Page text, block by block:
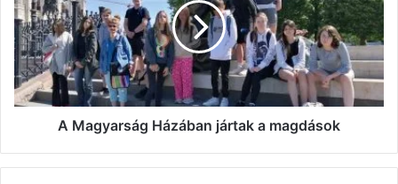
jártak
a
magdások
A Magyarság Házában jártak a magdások